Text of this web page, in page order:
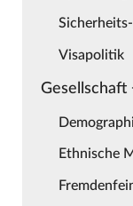
Visapolitik
Gesellschaft
Ethnische